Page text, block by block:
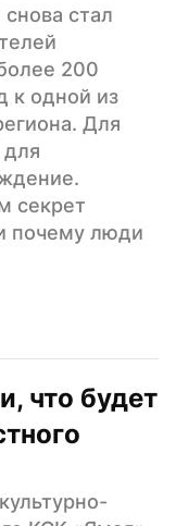
стал
200
к одной из
Для
секрет
почему люди
что будет